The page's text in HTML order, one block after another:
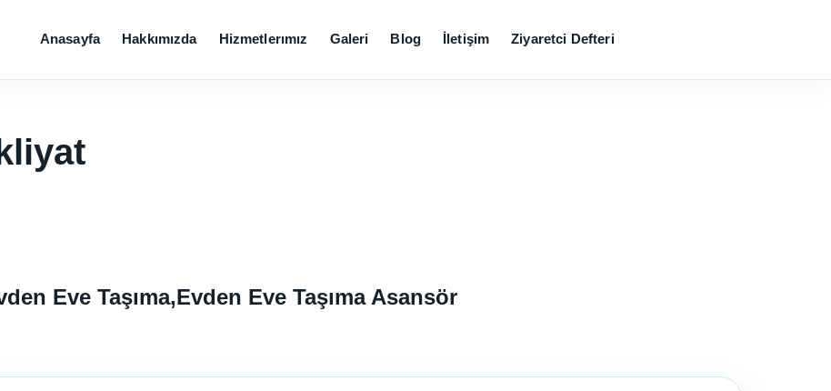
Anasayfa Hakkımızda Hizmetlerımız Galeri Blog İletişim Ziyaretci Defteri
Eve Taşıma,Evden Eve Taşıma Asansör